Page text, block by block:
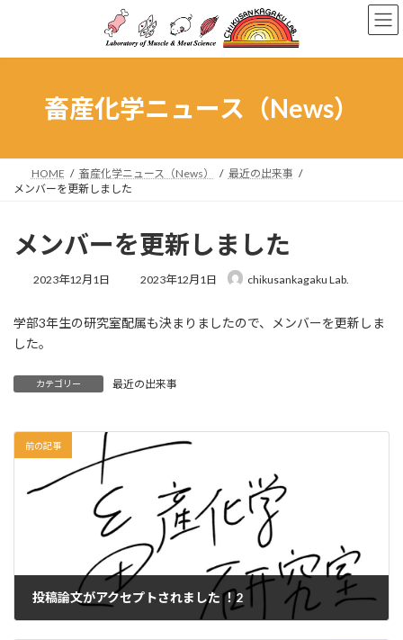
ン
ー
畜産化学ニュース（News）
HOME 畜産化学ニュース（News）
最近の出来事
メンバーを更新しました
メンバーを更新しました
2023年12月1日
最
新
2023年12月1日 chikusankagaku Lab.
学部3年生の研究室配属も決まりましたので、メンバーを更新しま
した。
カテゴリー 最近の出来事
前の記事
投稿論文がアクセプトされました ！2